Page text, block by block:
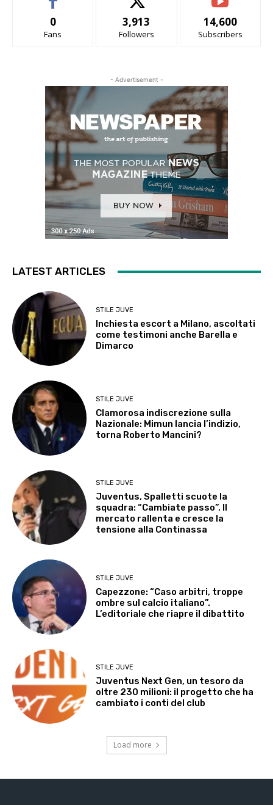
0
Fans
3,913
Followers
14,600
Subscribers
- Advertisement -
LATEST ARTICLES
STILE JUVE
Inchiesta escort a Milano, ascoltati
come testimoni anche Barella e
Dimarco
STILE JUVE
Clamorosa indiscrezione sulla
Nazionale: Mimun lancia l’indizio,
torna Roberto Mancini?
STILE JUVE
Juventus, Spalletti scuote la
squadra: “Cambiate passo”. Il
mercato rallenta e cresce la
tensione alla Continassa
STILE JUVE
Capezzone: “Caso arbitri, troppe
ombre sul calcio italiano”.
L’editoriale che riapre il dibattito
STILE JUVE
Juventus Next Gen, un tesoro da
oltre 230 milioni: il progetto che ha
cambiato i conti del club
Load more